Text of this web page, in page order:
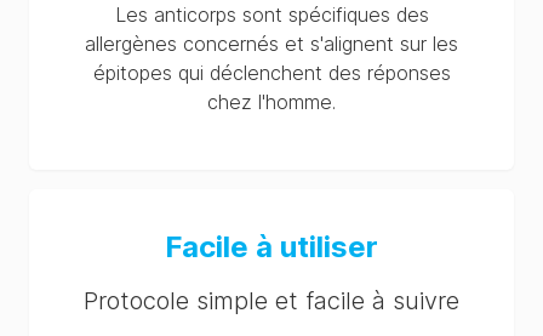
Les anticorps sont spécifiques des
allergènes concernés et s'alignent sur les
épitopes qui déclenchent des réponses
chez l'homme.
Facile à utiliser
Protocole simple et facile à suivre